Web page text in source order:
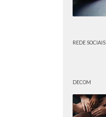
REDE SOCIAIS
DECOM